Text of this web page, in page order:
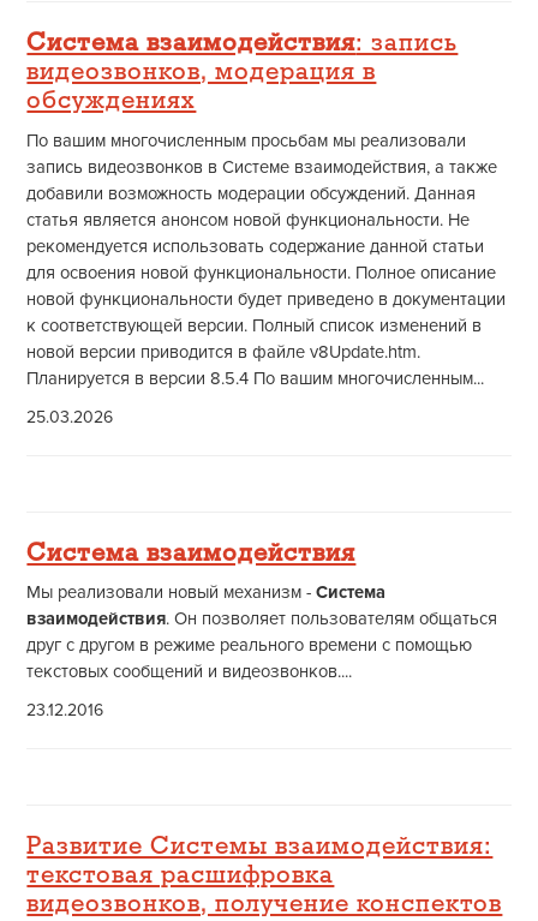
Система взаимодействия: запись
видеозвонков, модерация в
обсуждениях
По вашим многочисленным просьбам мы реализовали
запись видеозвонков в Системе взаимодействия, а также
добавили возможность модерации обсуждений. Данная
статья является анонсом новой функциональности. Не
рекомендуется использовать содержание данной статьи
для освоения новой функциональности. Полное описание
новой функциональности будет приведено в документации
к соответствующей версии. Полный список изменений в
новой версии приводится в файле v8Update.htm.
Планируется в версии 8.5.4 По вашим многочисленным...
25.03.2026
Система взаимодействия
Мы реализовали новый механизм -Система
взаимодействия. Он позволяет пользователям общаться
друг с другом в режиме реального времени с помощью
текстовых сообщений и видеозвонков....
23.12.2016
Развитие Системы взаимодействия:
текстовая расшифровка
видеозвонков, получение конспектов